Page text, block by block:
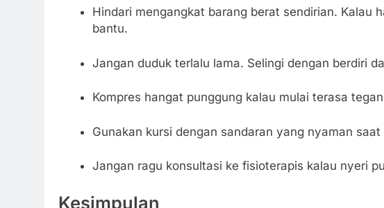
Hindari mengangkat barang berat sendirian. Kalau
bantu.
Jangan duduk terlalu lama. Selingi dengan berdiri
Kompres hangat punggung kalau mulai terasa
Gunakan kursi dengan sandaran yang nyaman
Jangan ragu konsultasi ke fisioterapis kalau nyeri
Kesimpulan